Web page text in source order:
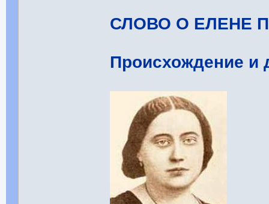
СЛОВО О ЕЛЕНЕ
Происхождение и